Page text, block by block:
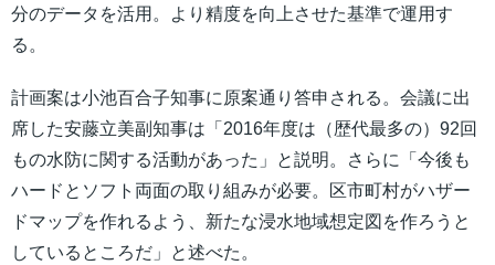
分のデータを活用。より精度を向上させた基準で運用す
る。
計画案は小池百合子知事に原案通り答申される。会議に出
席した安藤立美副知事は「2016年度は（歴代最多の）92回
もの水防に関する活動があった」と説明。さらに「今後も
ハードとソフト両面の取り組みが必要。区市町村がハザー
ドマップを作れるよう、新たな浸水地域想定図を作ろうと
しているところだ」と述べた。